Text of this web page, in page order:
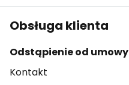
Obsługa klienta
Odstąpienie od umowy
Kontakt